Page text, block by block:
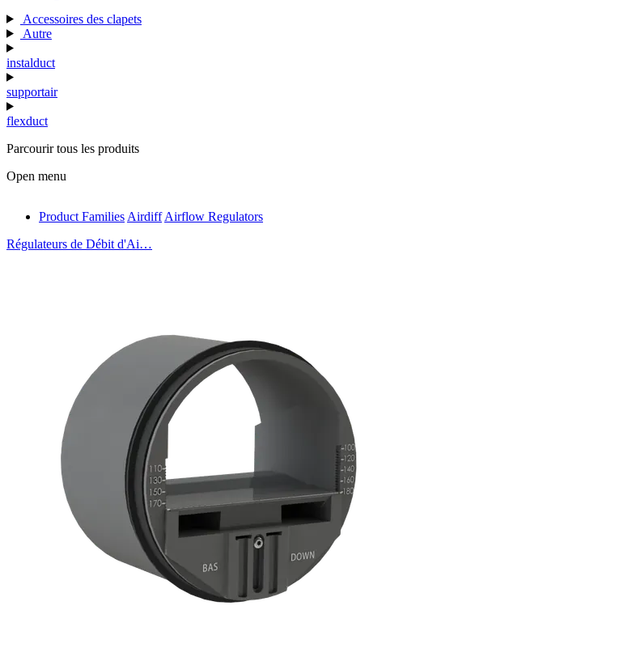
Accessoires des clapets
Autre
instalduct
supportair
flexduct
Parcourir tous les produits
Open menu
antivib
isolfix
Product Families Airdiff Airflow Regulators
Régulateurs de Débit d'Ai…